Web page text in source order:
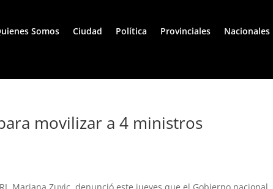
Somos Ciudad Política Provinciales Nacionales
movilizar a 4 ministros